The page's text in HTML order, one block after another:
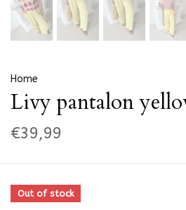
Home
Livy pantalon
€39,99
Out of stock